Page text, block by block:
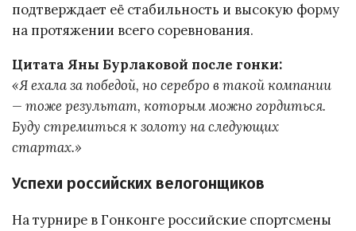
подтверждает её стабильность и высокую форму
на протяжении всего соревнования.
Цитата Яны Бурлаковой после гонки:
«Я ехала за победой, но серебро в такой компании
— тоже результат, которым можно гордиться.
Буду стремиться к золоту на следующих
стартах.»
Успехи российских велогонщиков
На турнире в Гонконге российские спортсмены